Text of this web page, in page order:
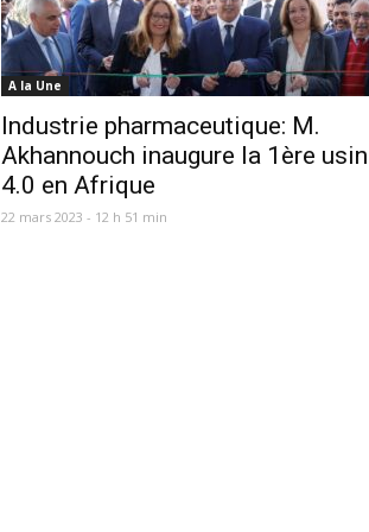
A la Une
Industrie pharmaceutique: M.
Akhannouch inaugure la 1ère
4.0 en Afrique
22 mars 2023 - 12 h 51 min